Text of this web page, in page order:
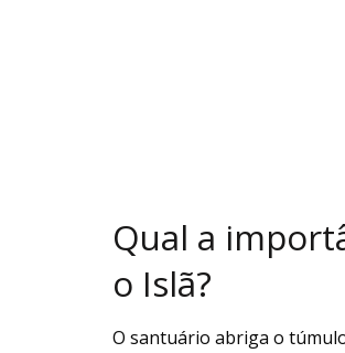
Qual a
o Islã?
O santuário abriga o